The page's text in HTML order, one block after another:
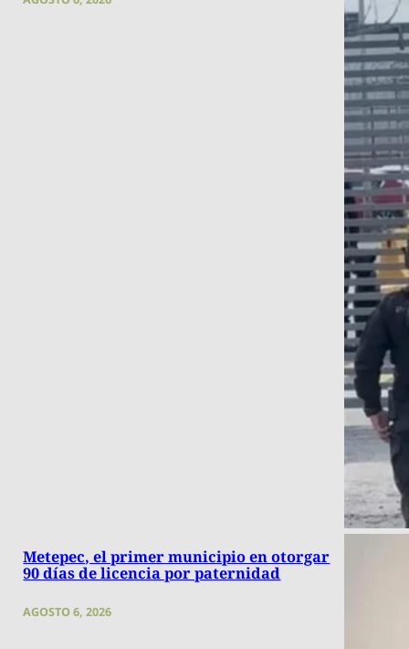
Metepec, el primer municipio en otorgar
90 días de licencia por paternidad
AGOSTO 6, 2026